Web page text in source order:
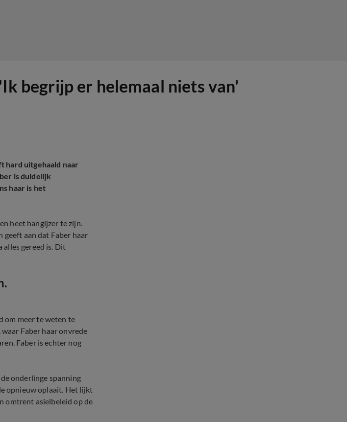
begrijp er helemaal niets van'
hard uitgehaald naar
is duidelijk
haar is het
heet hangijzer te zijn.
aan dat Faber haar
alles gereed is. Dit
om meer te weten te
Faber haar onvrede
Faber is echter nog
onderlinge spanning
opnieuw oplaait. Het lijkt
omtrent asielbeleid op de